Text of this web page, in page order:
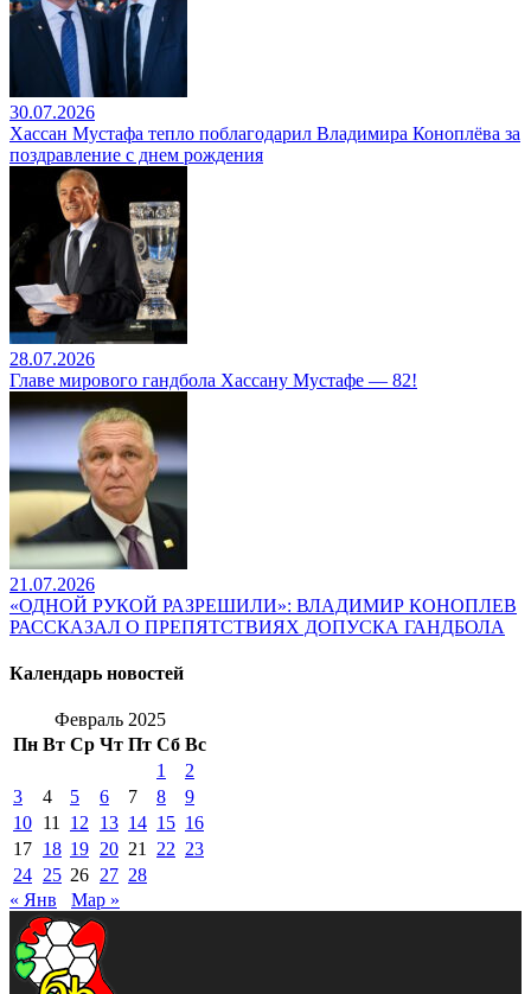
30.07.2026
Хассан Мустафа тепло поблагодарил Владимира Коноплёва за
поздравление с днем рождения
28.07.2026
Главе мирового гандбола Хассану Мустафе — 82!
21.07.2026
«ОДНОЙ РУКОЙ РАЗРЕШИЛИ»: ВЛАДИМИР КОНОПЛЕВ
РАССКАЗАЛ О ПРЕПЯТСТВИЯХ ДОПУСКА ГАНДБОЛА
Календарь новостей
Февраль 2025
Пн Вт Ср Чт Пт Сб Вс
1
2
3
4 5 6 7 8
9
10 11 12 13 14 15 16
17 18 19 20 21 22 23
24 25 26 27 28
« Янв
Мар »